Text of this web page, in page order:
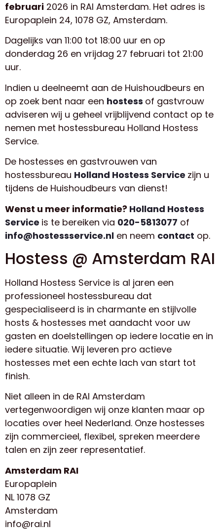
februari 2026 in RAI Amsterdam. Het adres is
Europaplein 24, 1078 GZ, Amsterdam.
Dagelijks van 11:00 tot 18:00 uur en op
donderdag 26 en vrijdag 27 februari tot 21:00
uur.
Indien u deelneemt aan de Huishoudbeurs en
op zoek bent naar een hostess of gastvrouw
adviseren wij u geheel vrijblijvend contact op te
nemen met hostessbureau Holland Hostess
Service.
De hostesses en gastvrouwen van
hostessbureau Holland Hostess Service zijn u
tijdens de Huishoudbeurs van dienst!
Wenst u meer informatie? Holland Hostess
Service is te bereiken via 020-5813077 of
info@hostessservice.nl en neem contact op.
Hostess @ Amsterdam RAI
Holland Hostess Service is al jaren een
professioneel hostessbureau dat
gespecialiseerd is in charmante en stijlvolle
hosts & hostesses met aandacht voor uw
gasten en doelstellingen op iedere locatie en in
iedere situatie. Wij leveren pro actieve
hostesses met een echte lach van start tot
finish.
Niet alleen in de RAI Amsterdam
vertegenwoordigen wij onze klanten maar op
locaties over heel Nederland. Onze hostesses
zijn commercieel, flexibel, spreken meerdere
talen en zijn zeer representatief.
Amsterdam RAI
Europaplein
NL 1078 GZ
Amsterdam
info@rai.nl